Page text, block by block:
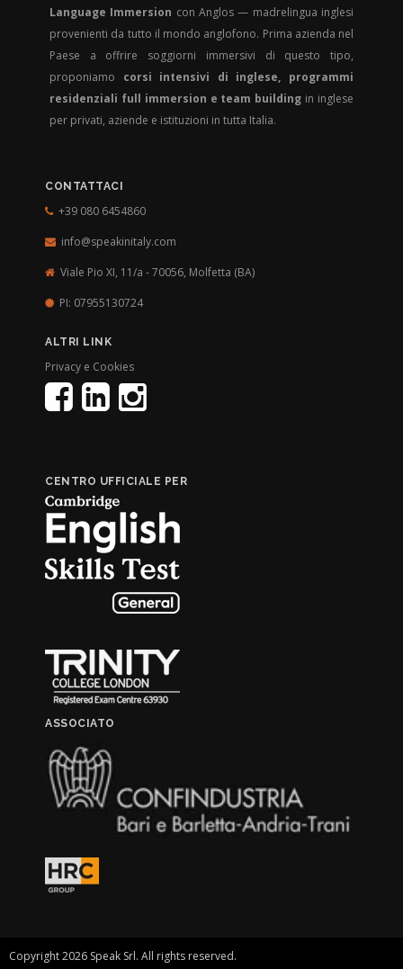
Language Immersion con Anglos — madrelingua inglesi
provenienti da tutto il mondo anglofono. Prima azienda nel
Paese a offrire soggiorni immersivi di questo tipo,
proponiamo corsi intensivi di inglese, programmi
residenziali full immersion e team building in inglese
per privati, aziende e istituzioni in tutta Italia.
CONTATTACI
+39 080 6454860
info@speakinitaly.com
Viale Pio XI, 11/a - 70056, Molfetta (BA)
PI: 07955130724
ALTRI LINK
Privacy e Cookies
CENTRO UFFICIALE PER
ASSOCIATO
Copyright 2026 Speak Srl. All rights reserved.